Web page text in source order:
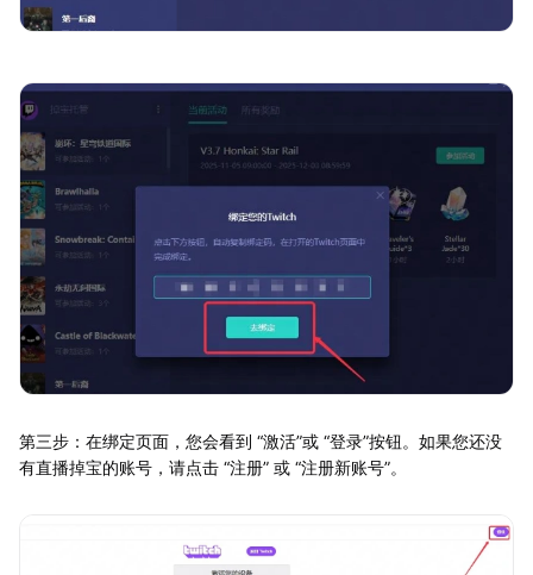
第三步：在绑定页面，您会看到 “激活”或 “登录”按钮。如果您还没
有直播掉宝的账号，请点击 “注册” 或 “注册新账号”。